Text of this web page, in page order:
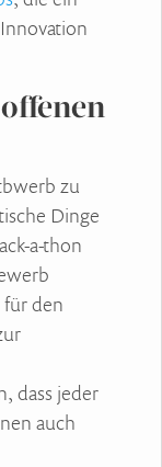
zu
Dinge
a-thon
für den
dass jeder
auch